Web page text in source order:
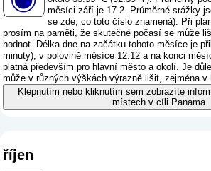
měsíci září je 17.2. Průměrné srážky
se zde, co toto číslo znamená). Při
prosím na paměti, že skutečné počasí se může
hodnot. Délka dne na začátku tohoto měsíce je
minuty), v polovině měsíce 12:12 a na konci
platná především pro hlavní město a okolí. Je
může v různých výškách výrazně lišit, zejména v
Klepnutím nebo kliknutím sem zobrazíte
místech v cíli Panama
říjen